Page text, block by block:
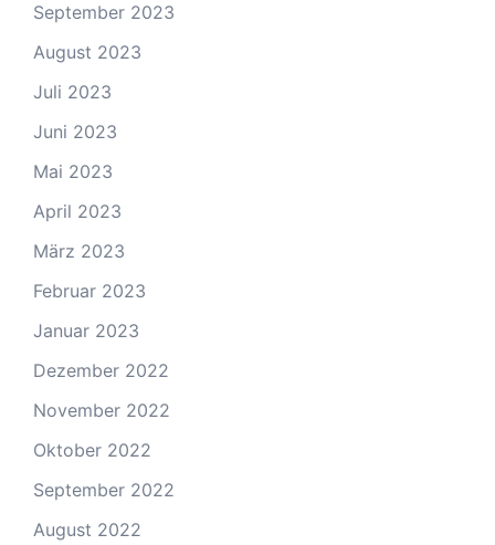
September 2023
August 2023
Juli 2023
Juni 2023
Mai 2023
April 2023
März 2023
Februar 2023
Januar 2023
Dezember 2022
November 2022
Oktober 2022
September 2022
August 2022